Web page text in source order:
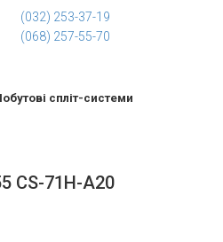
(032) 253-37-19
(068) 257-55-70
спліт-системи
CS-71H-A20